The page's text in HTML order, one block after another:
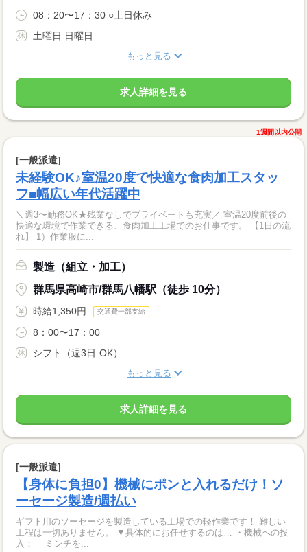
08：20〜17：30 ○土日休み
土曜日 日曜日
もっと見る
求人詳細を見る
1週間以内公開
[一般派遣]
未経験OK♪室温20度で快適な食肉加工スタッ
フ■幅広い年代活躍中
＼週3〜勤務OK★残業なしでプライベートも充実／ 室温20度前後の
快適な環境で作業できる、食肉加工工場でのお仕事です。 【1日の流
れ】 1）作業服に...
製造（組立・加工）
群馬県高崎市/群馬八幡駅（徒歩 10分）
時給1,350円 交通費一部支給
8：00〜17：00
シフト（週3日‾OK）
もっと見る
求人詳細を見る
[一般派遣]
【身体に負担0】機械にポンと入れるだけ！ソ
ーセージ製造/週払い
ギフト用のソーセージを製造している工場での軽作業です！ 難しい
工程は一切ありません。 ▼具体的にお任せするのは… ・機械への投
入： ミンチを...